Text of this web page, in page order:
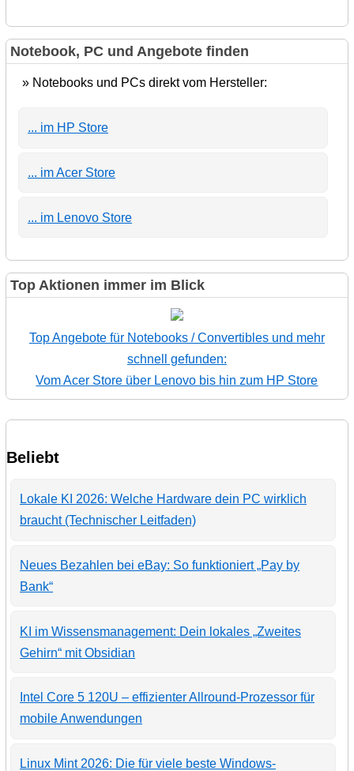
Notebook, PC und Angebote finden
» Notebooks und PCs direkt vom Hersteller:
... im HP Store
... im Acer Store
... im Lenovo Store
Top Aktionen immer im Blick
Top Angebote für Notebooks / Convertibles und mehr
schnell gefunden:
Vom Acer Store über Lenovo bis hin zum HP Store
Beliebt
Lokale KI 2026: Welche Hardware dein PC wirklich
braucht (Technischer Leitfaden)
Neues Bezahlen bei eBay: So funktioniert „Pay by
Bank“
KI im Wissensmanagement: Dein lokales „Zweites
Gehirn“ mit Obsidian
Intel Core 5 120U – effizienter Allround-Prozessor für
mobile Anwendungen
Linux Mint 2026: Die für viele beste Windows-